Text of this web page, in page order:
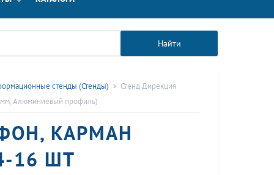
Найти
стенды (Стенды)
Стенд Дирекция
Алюминиевый профиль)
КАРМАН
16 ШТ